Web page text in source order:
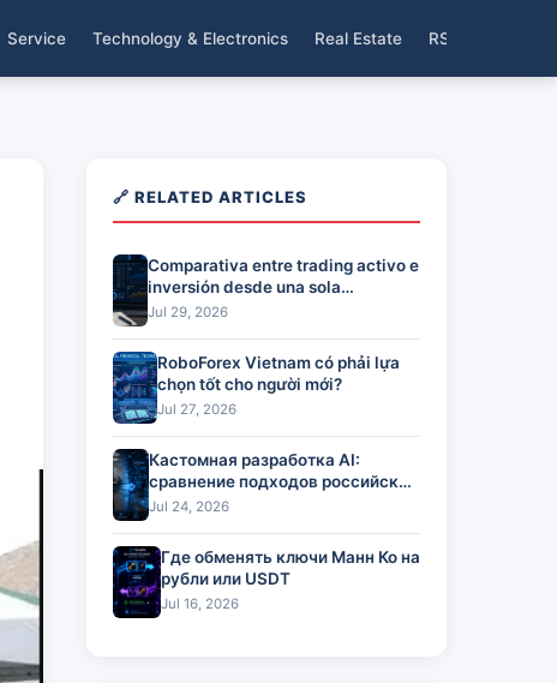
Service Technology & Electronics Real Estate RSS
🔗 RELATED ARTICLES
Comparativa entre trading activo e
inversión desde una sola
plataforma
Jul 29, 2026
RoboForex Vietnam có phải lựa
chọn tốt cho người mới?
Jul 27, 2026
Кастомная разработка AI:
сравнение подходов российских
команд
Jul 24, 2026
Где обменять ключи Манн Ко на
рубли или USDT
Jul 16, 2026